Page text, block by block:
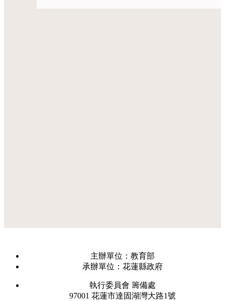
主辦單位：教育部
承辦單位：花蓮縣政府
執行委員會 籌備處
97001 花蓮市達固湖灣大路1號